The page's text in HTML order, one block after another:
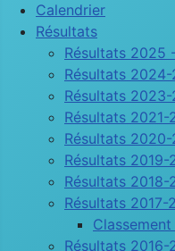
Calendrier
Résultats
Résultats 2025
Résultats
Résultats
Résultats 2021-
Résultats 2020-
Résultats 2019-
Résultats 2018-
Résultats 2017-
Résultats 2016-